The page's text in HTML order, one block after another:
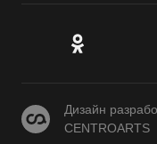
CENTROARTS